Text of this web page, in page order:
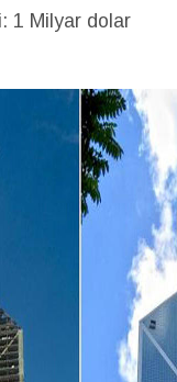
1 Milyar dolar